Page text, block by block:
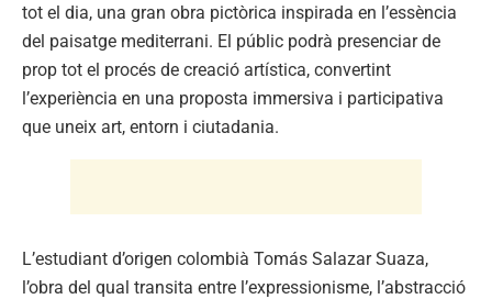
tot el dia, una gran obra pictòrica inspirada en l’essència
del paisatge mediterrani. El públic podrà presenciar de
prop tot el procés de creació artística, convertint
l’experiència en una proposta immersiva i participativa
que uneix art, entorn i ciutadania.
L’estudiant d’origen colombià Tomás Salazar Suaza,
l’obra del qual transita entre l’expressionisme, l’abstracció